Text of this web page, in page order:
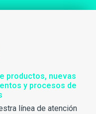
productos, nuevas
y procesos de
línea de atención